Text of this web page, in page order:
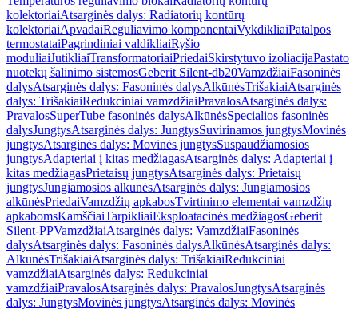
kolektoriaiAtsarginės dalys: Radiatorių kontūrų
kolektoriaiApvadaiReguliavimo komponentaiVykdikliaiPatalpos
termostataiPagrindiniai valdikliaiRyšio
moduliaiJutikliaiTransformatoriaiPriedaiSkirstytuvo izoliacijaPastato
nuotekų šalinimo sistemosGeberit Silent-db20VamzdžiaiFasoninės
dalysAtsarginės dalys: Fasoninės dalysAlkūnėsTrišakiaiAtsarginės
dalys: TrišakiaiRedukciniai vamzdžiaiPravalosAtsarginės dalys:
PravalosSuperTube fasoninės dalysAlkūnėsSpecialios fasoninės
dalysJungtysAtsarginės dalys: JungtysSuvirinamos jungtysMovinės
jungtysAtsarginės dalys: Movinės jungtysSuspaudžiamosios
jungtysAdapteriai į kitas medžiagasAtsarginės dalys: Adapteriai į
kitas medžiagasPrietaisų jungtysAtsarginės dalys: Prietaisų
jungtysJungiamosios alkūnėsAtsarginės dalys: Jungiamosios
alkūnėsPriedaiVamzdžių apkabosTvirtinimo elementai vamzdžių
apkabomsKamščiaiTarpikliaiEksploatacinės medžiagosGeberit
Silent-PPVamzdžiaiAtsarginės dalys: VamzdžiaiFasoninės
dalysAtsarginės dalys: Fasoninės dalysAlkūnėsAtsarginės dalys:
AlkūnėsTrišakiaiAtsarginės dalys: TrišakiaiRedukciniai
vamzdžiaiAtsarginės dalys: Redukciniai
vamzdžiaiPravalosAtsarginės dalys: PravalosJungtysAtsarginės
dalys: JungtysMovinės jungtysAtsarginės dalys: Movinės